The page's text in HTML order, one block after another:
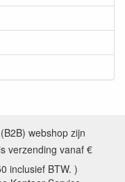
webshop zijn
verzending vanaf €
inclusief BTW. )